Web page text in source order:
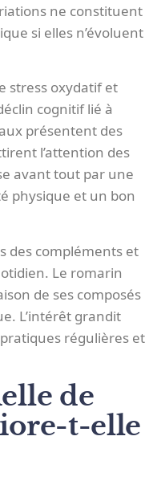
ne constituent
si elles n’évoluent
stress oxydatif et
cognitif lié à
présentent des
l’attention des
avant tout par une
physique et un bon
des compléments et
Le romarin
de ses composés
L’intérêt grandit
régulières et
de
t-elle